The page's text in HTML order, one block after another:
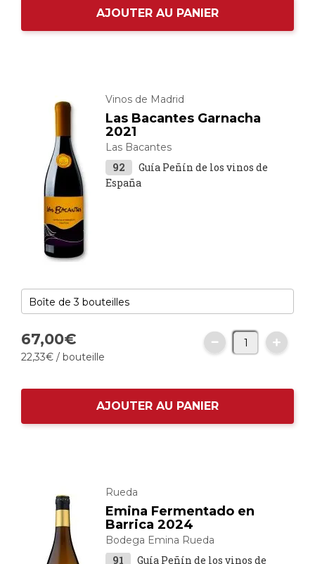
AJOUTER AU PANIER
Vinos de Madrid
Las Bacantes Garnacha
2021
Las Bacantes
92
Guía Peñín de los vinos de
España
67,00€
22,33€ / bouteille
AJOUTER AU PANIER
Rueda
Emina Fermentado en
Barrica 2024
Bodega Emina Rueda
91
Guía Peñín de los vinos de